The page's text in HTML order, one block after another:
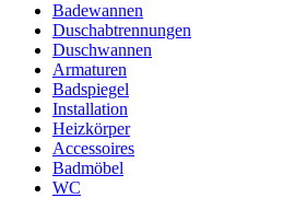
Badewannen
Duschabtrennungen
Duschwannen
Armaturen
Badspiegel
Installation
Heizkörper
Accessoires
Badmöbel
WC